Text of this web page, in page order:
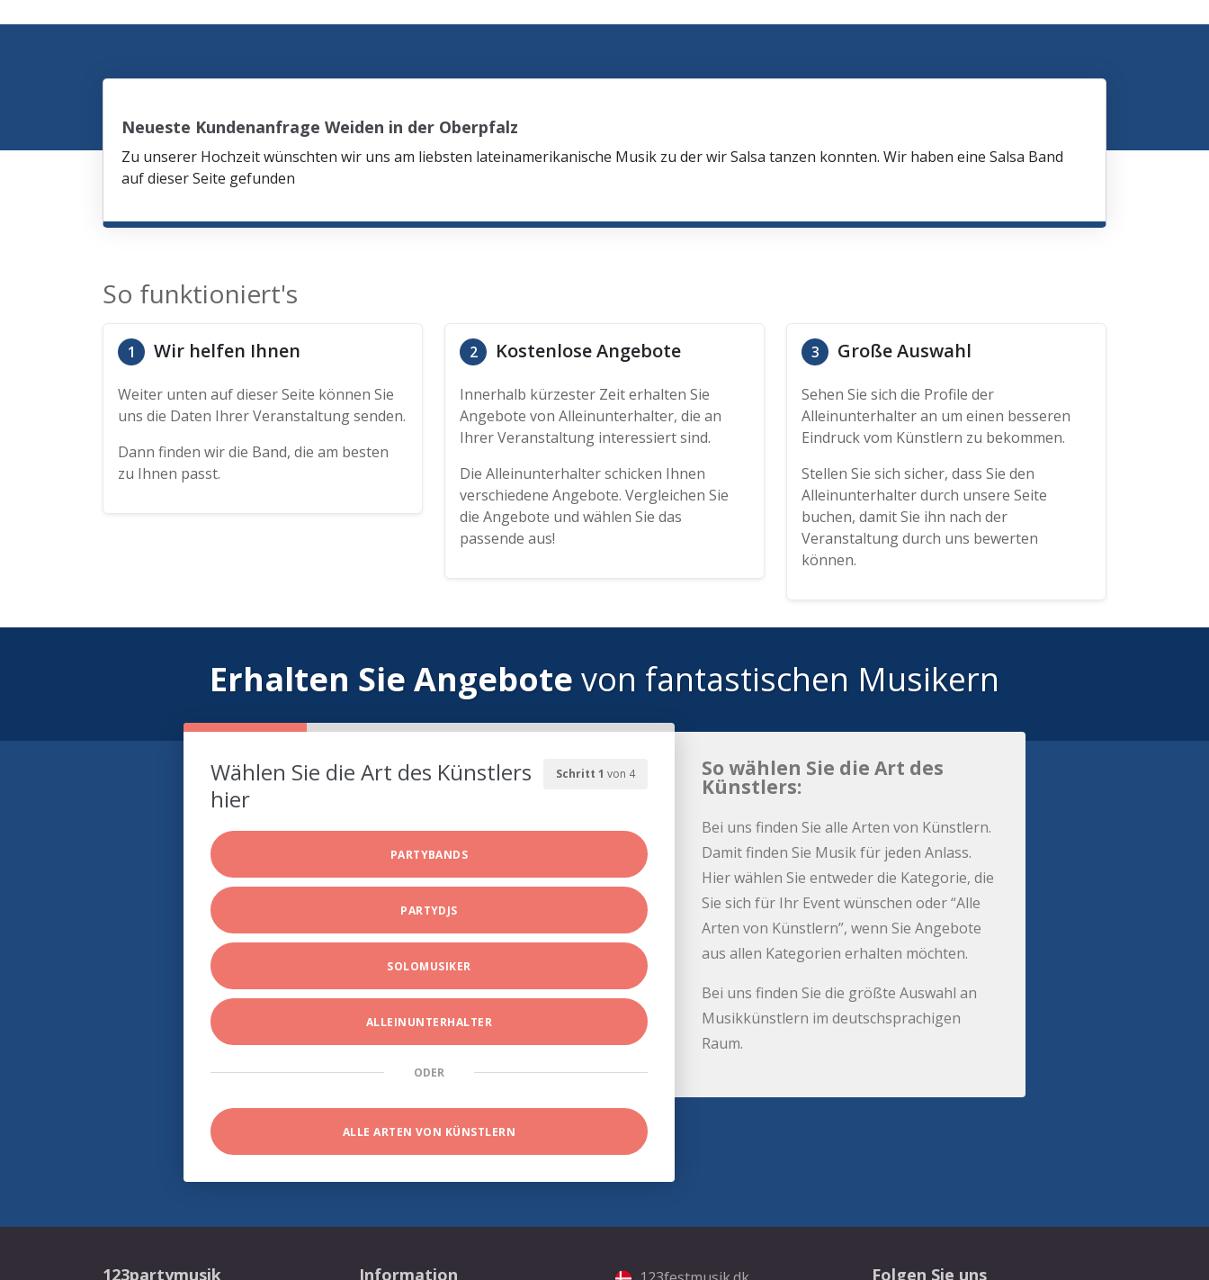
Neueste Kundenanfrage Weiden in der Oberpfalz
Zu unserer Hochzeit wünschten wir uns am liebsten lateinamerikanische Musik zu der wir Salsa tanzen konnten. Wir haben eine Salsa Band
auf dieser Seite gefunden
So funktioniert's
1 Wir helfen Ihnen
Weiter unten auf dieser Seite können Sie
uns die Daten Ihrer Veranstaltung senden.
Dann finden wir die Band, die am besten
zu Ihnen passt.
2 Kostenlose Angebote
Innerhalb kürzester Zeit erhalten Sie
Angebote von Alleinunterhalter, die an
Ihrer Veranstaltung interessiert sind.
Die Alleinunterhalter schicken Ihnen
verschiedene Angebote. Vergleichen Sie
die Angebote und wählen Sie das
passende aus!
3 Große Auswahl
Sehen Sie sich die Profile der
Alleinunterhalter an um einen besseren
Eindruck vom Künstlern zu bekommen.
Stellen Sie sich sicher, dass Sie den
Alleinunterhalter durch unsere Seite
buchen, damit Sie ihn nach der
Veranstaltung durch uns bewerten
können.
Erhalten Sie Angebote von fantastischen Musikern
Schritt 1 von 4
Wählen Sie die Art des Künstlers
hier
PARTYBANDS
PARTYDJS
SOLOMUSIKER
ALLEINUNTERHALTER
ODER
ALLE ARTEN VON KÜNSTLERN
So wählen Sie die Art des
Künstlers:
Bei uns finden Sie alle Arten von Künstlern.
Damit finden Sie Musik für jeden Anlass.
Hier wählen Sie entweder die Kategorie, die
Sie sich für Ihr Event wünschen oder “Alle
Arten von Künstlern”, wenn Sie Angebote
aus allen Kategorien erhalten möchten.
Bei uns finden Sie die größte Auswahl an
Musikkünstlern im deutschsprachigen
Raum.
123partymusik Information Folgen Sie uns